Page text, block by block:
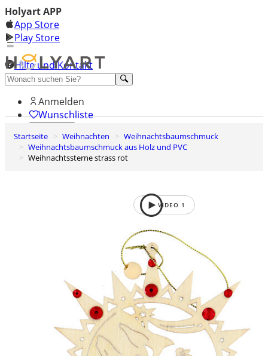
Holyart APP
App Store
Play Store
Hilfe und Kontakt
Entdecken Sie Premium
Anmelden
Wunschliste
0
Warenkorb
Startseite Weihnachten
Weihnachtsbaumschmuck
Weihnachtsbaumschmuck aus Holz und PVC
Weihnachtssterne strass rot
VIDEO 1